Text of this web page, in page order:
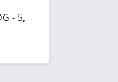
- 5,